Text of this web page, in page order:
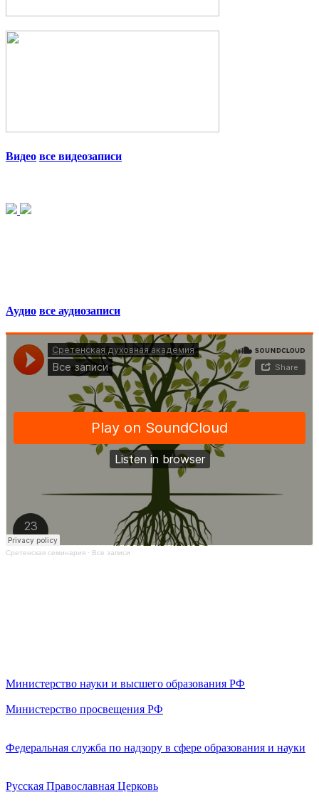
Видео все видеозаписи
Аудио все аудиозаписи
Сретенская семинария · Все записи
Министерство науки и высшего образования РФ
Министерство просвещения РФ
Федеральная служба по надзору в сфере образования и науки
Русская Православная Церковь